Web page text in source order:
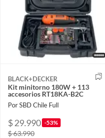
BLACK+DECKER
Kit minitorno 180W + 113
accesorios RT18KA-B2C
Por SBD Chile Full
$ 29.990 -53%
$ 63.990